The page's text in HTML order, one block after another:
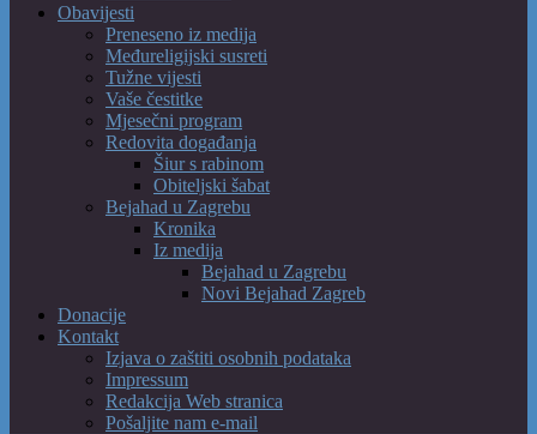
Obavijesti
Preneseno iz medija
Međureligijski susreti
Tužne vijesti
Vaše čestitke
Mjesečni program
Redovita događanja
Šiur s rabinom
Obiteljski šabat
Bejahad u Zagrebu
Kronika
Iz medija
Bejahad u Zagrebu
Novi Bejahad Zagreb
Donacije
Kontakt
Izjava o zaštiti osobnih podataka
Impressum
Redakcija Web stranica
Pošaljite nam e-mail